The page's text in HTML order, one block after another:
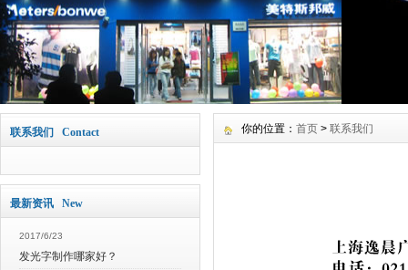
联系我们 Contact
最新资讯 New
2017/6/23
发光字制作哪家好？
你的位置： 首页 > 联系我们